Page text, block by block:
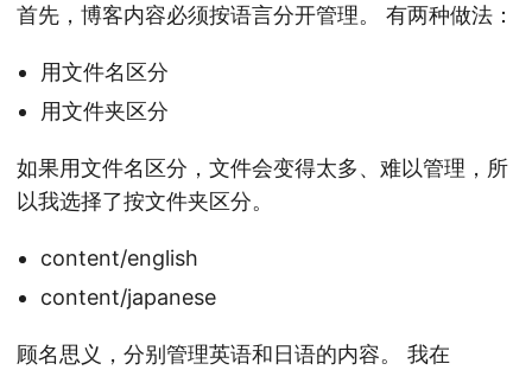
首先，博客内容必须按语言分开管理。 有两种做法：
用文件名区分
用文件夹区分
如果用文件名区分，文件会变得太多、难以管理，所
以我选择了按文件夹区分。
content/english
content/japanese
顾名思义，分别管理英语和日语的内容。 我在